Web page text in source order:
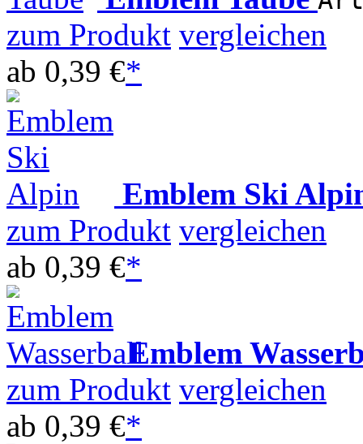
zum Produkt vergleichen
ab 0,39 €*
Emblem Ski
zum Produkt vergleichen
ab 0,39 €*
Emblem
zum Produkt vergleichen
ab 0,39 €*